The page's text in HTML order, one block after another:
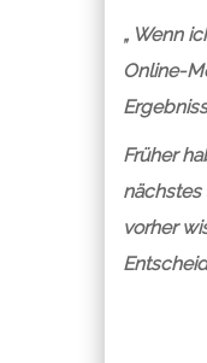
„ Wenn
Online-
Früher
nächstes
vorher